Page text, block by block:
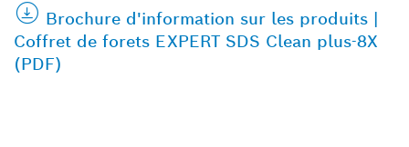
Brochure d'information sur les produits |
Coffret de forets EXPERT SDS Clean plus-8X
(PDF)